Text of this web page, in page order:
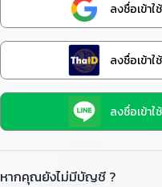
ลงชื่อเข้า
ลงชื่อเข้าใ
ลงชื่อเข้าใ
หากคุณยังไม่มีบัญชี ?